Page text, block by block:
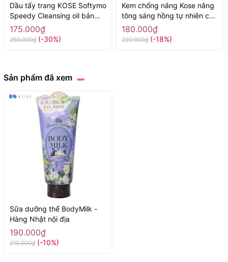
Dầu tẩy trang KOSE Softymo
Speedy Cleansing oil bản
hoạt hình Pokemon 240ml -
Hàng Nhật nội địa
175.000₫
250.000₫ (-30%)
Kem chống nắng Kose nâng
tông sáng hồng tự nhiên che
phủ lỗ chân lông Kose 30ml -
Hàng Nhật nội địa
180.000₫
220.000₫ (-18%)
Sản phẩm đã xem
Sữa dưỡng thể BodyMilk -
Hàng Nhật nội địa
190.000₫
210.000₫ (-10%)